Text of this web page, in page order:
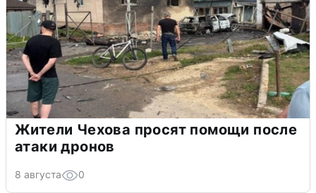
Жители Чехова просят помощи после
атаки дронов
8 августа 0